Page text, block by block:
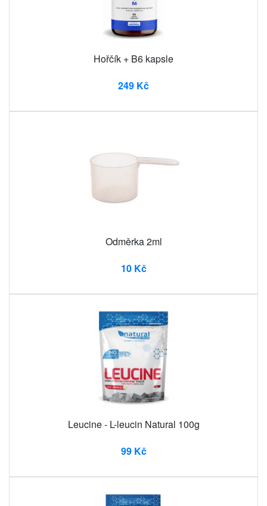
Hořčík + B6 kapsle
249 Kč
Odměrka 2ml
10 Kč
Leucine - L-leucin Natural 100g
99 Kč